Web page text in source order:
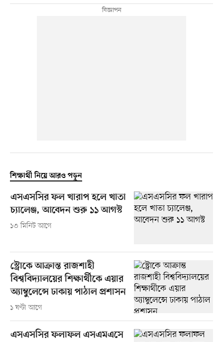
শিক্ষার্থী নিয়ে আরও পড়ুন
এসএসসির ফল খারাপ হলে খাতা
চ্যালেঞ্জ, আবেদন শুরু ১১ আগস্ট
১৩ মিনিট আগে
স্ট্রোকে আক্রান্ত রাজশাহী
বিশ্ববিদ্যালয়ের শিক্ষার্থীকে এয়ার
অ্যাম্বুলেন্সে ঢাকায় পাঠাল প্রশাসন
১ ঘণ্টা আগে
এসএসসির ফলাফল এসএমএসে